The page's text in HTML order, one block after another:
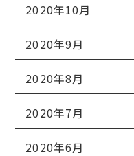
2020年10月
2020年9月
2020年8月
2020年7月
2020年6月